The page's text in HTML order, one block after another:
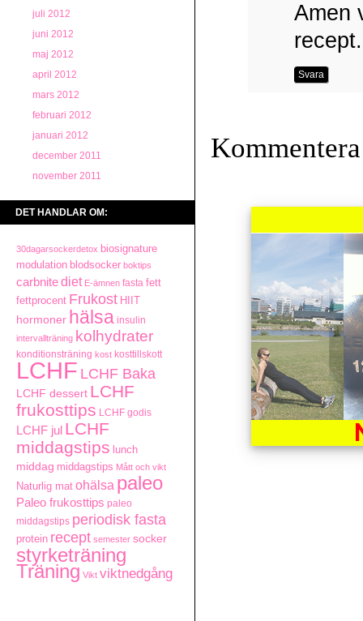
juli 2012
juni 2012
maj 2012
april 2012
mars 2012
februari 2012
januari 2012
december 2011
november 2011
DET HANDLAR OM:
30dagarsockerdetox biosignature
modulation blodsocker boktips
carbnitediet E-ämnen fasta fett
fettprocent Frukost HIIT
hormoner hälsa insulin
intervallträning kolhydrater
konditionsträning kost kosttillskott
LCHF LCHF Baka
LCHF dessert LCHF
frukosttips LCHF godis
LCHF jul LCHF
middagstips lunch
middag middagstips Mått och vikt
Naturlig mat ohälsa paleo
Paleo frukosttips paleo
middagstips periodisk fasta
protein recept semester socker
styrketräning
Träning Vikt viktnedgång
Amen
Svara
Kommentera